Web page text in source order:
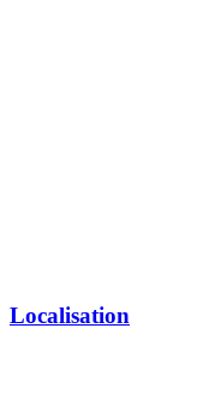
Localisation